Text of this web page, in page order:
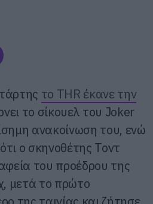
το THR έκανε την
το σίκουελ του Joker
ανακοίνωση του, ενώ
ο σκηνοθέτης Τοντ
του προέδρου της
μετά το πρώτο